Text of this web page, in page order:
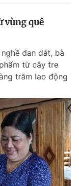
vùng quê
đan đát, bà
từ cây tre
trăm lao động